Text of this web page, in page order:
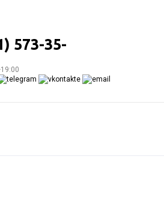
573-35-